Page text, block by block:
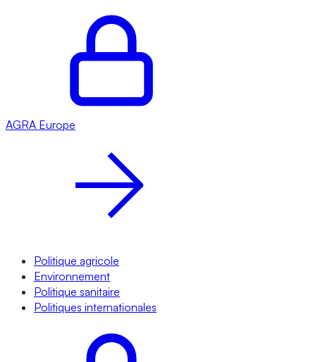
AGRA Europe
Politique agricole
Environnement
Politique sanitaire
Politiques internationales